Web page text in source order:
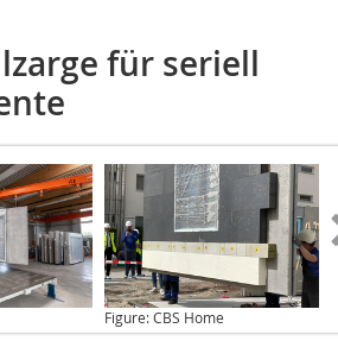
für seriell
Figure: CBS Home